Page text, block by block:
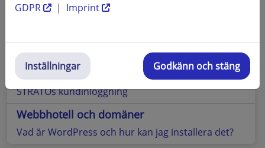
Hur fungerar ett byte av leverantör från STRATO?
Hur du använder STRATO SSL
Webbhotell och domäner
STRATOs kundinloggning
Webbhotell och domäner
Vad är WordPress och hur kan jag installera det?
GDPR
| Imprint
Inställningar Godkänn och stäng